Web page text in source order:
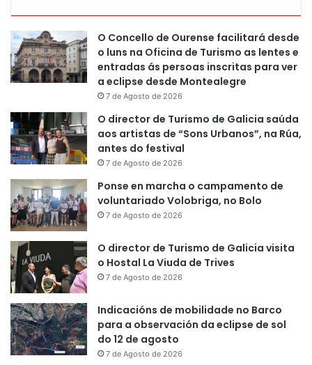
O Concello de Ourense facilitará desde
o luns na Oficina de Turismo as lentes e
entradas ás persoas inscritas para ver
a eclipse desde Montealegre
7 de Agosto de 2026
O director de Turismo de Galicia saúda
aos artistas de “Sons Urbanos”, na Rúa,
antes do festival
7 de Agosto de 2026
Ponse en marcha o campamento de
voluntariado Volobriga, no Bolo
7 de Agosto de 2026
O director de Turismo de Galicia visita
o Hostal La Viuda de Trives
7 de Agosto de 2026
Indicacións de mobilidade no Barco
para a observación da eclipse de sol
do 12 de agosto
7 de Agosto de 2026